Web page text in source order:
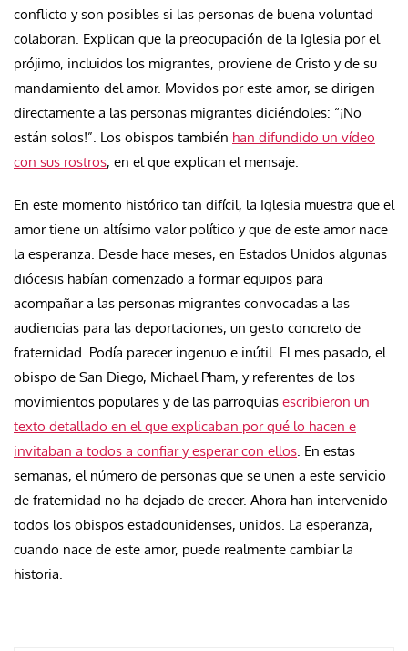
conflicto y son posibles si las personas de buena voluntad
colaboran. Explican que la preocupación de la Iglesia por el
prójimo, incluidos los migrantes, proviene de Cristo y de su
mandamiento del amor. Movidos por este amor, se dirigen
directamente a las personas migrantes diciéndoles: “¡No
están solos!”. Los obispos también han difundido un vídeo
con sus rostros, en el que explican el mensaje.
En este momento histórico tan difícil, la Iglesia muestra que el
amor tiene un altísimo valor político y que de este amor nace
la esperanza. Desde hace meses, en Estados Unidos algunas
diócesis habían comenzado a formar equipos para
acompañar a las personas migrantes convocadas a las
audiencias para las deportaciones, un gesto concreto de
fraternidad. Podía parecer ingenuo e inútil. El mes pasado, el
obispo de San Diego, Michael Pham, y referentes de los
movimientos populares y de las parroquias escribieron un
texto detallado en el que explicaban por qué lo hacen e
invitaban a todos a confiar y esperar con ellos. En estas
semanas, el número de personas que se unen a este servicio
de fraternidad no ha dejado de crecer. Ahora han intervenido
todos los obispos estadounidenses, unidos. La esperanza,
cuando nace de este amor, puede realmente cambiar la
historia.